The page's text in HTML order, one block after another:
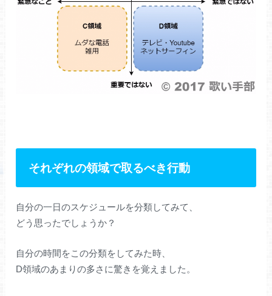
それぞれの領域で取るべき行動
自分の一日のスケジュールを分類してみて、
どう思ったでしょうか？
自分の時間をこの分類をしてみた時、
D領域のあまりの多さに驚きを覚えました。